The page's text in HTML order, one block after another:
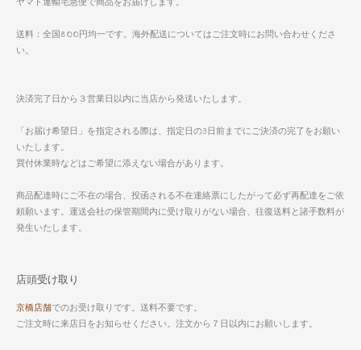
ヤマト運輸宅急便で商品をお届けします。
送料：全国800円均一です。海外配送についてはご注文時にお問い合わせくださ
い。
決済完了日から３営業日以内に当店から発送いたします。
「お届け希望日」を指定される際は、指定日の3日前までにご決済の完了をお願い
いたします。
買付休業時などはご希望に添えない場合があります。
商品配達時にご不在の場合、投函される不在連絡票にしたがって必ず再配達をご依
頼願います。運送会社の保管期間内に受け取りがない場合、往復送料と諸手数料が
発生いたします。
店頭受け取り
京橋店舗でのお受け取りです。送料不要です。
ご注文時に来店日をお知らせください。注文から７日以内にお願いします。